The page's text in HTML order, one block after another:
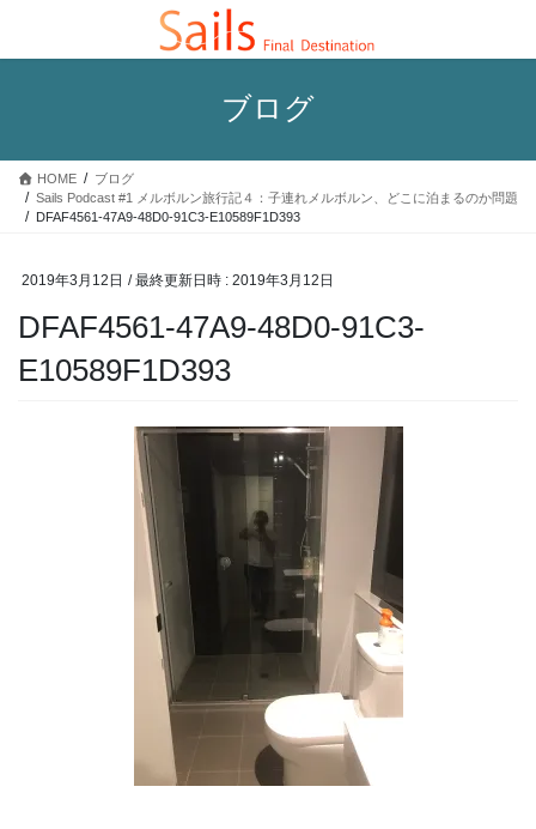
テ
ス
ゲ
ン
ブログ
HOME
ブログ
Sails Podcast #1 メルボルン旅行記４：子連れメルボルン、どこに泊まるのか問題
DFAF4561-47A9-48D0-91C3-E10589F1D393
2019年3月12日 / 最終更新日時 : 2019年3月12日
DFAF4561-47A9-48D0-91C3-
E10589F1D393